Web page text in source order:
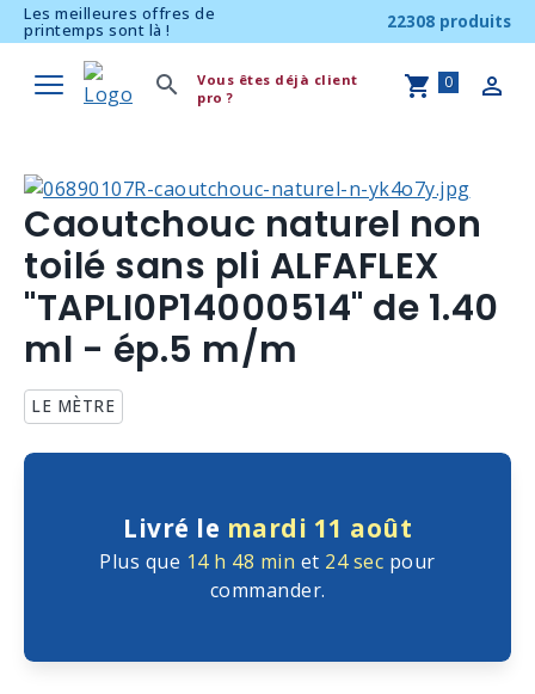
Les meilleures offres de
printemps sont là ! 22308 produits
Vous êtes déjà client
pro ?
0
Caoutchouc naturel non
toilé sans pli ALFAFLEX
"TAPLI0P14000514" de 1.40
ml - ép.5 m/m
LE MÈTRE
Livré le mardi 11 août
Plus que 14 h 48 min et 23 sec pour
commander.